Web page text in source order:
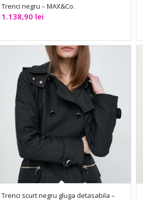
Trenci negru – MAX&Co.
1.138,90 lei
Trenci scurt negru gluga detasabila –